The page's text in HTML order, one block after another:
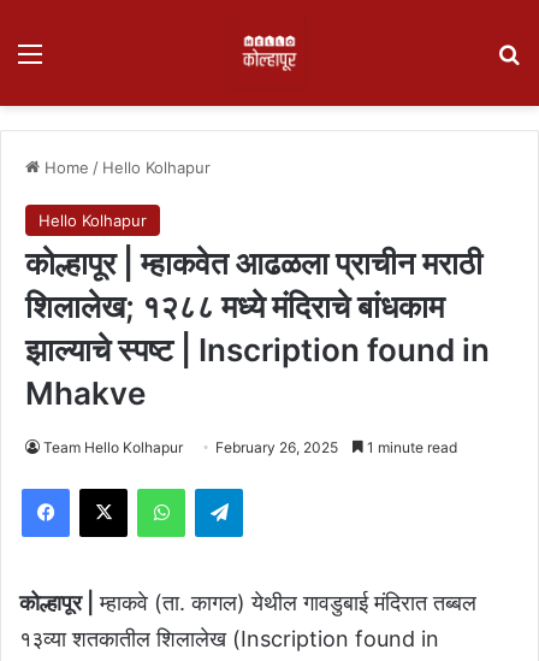
Menu
Home / Hello Kolhapur
Hello Kolhapur
कोल्हापूर | म्हाकवेत आढळला प्राचीन मराठी
शिलालेख; १२८८ मध्ये मंदिराचे बांधकाम
झाल्याचे स्पष्ट | Inscription found in
Mhakve
Team Hello Kolhapur February 26, 2025 1 minute read
Facebook
X WhatsAppTelegram
कोल्हापूर |
म्हाकवे (ता. कागल) येथील गावडुबाई मंदिरात तब्बल
१३व्या शतकातील शिलालेख (Inscription found in